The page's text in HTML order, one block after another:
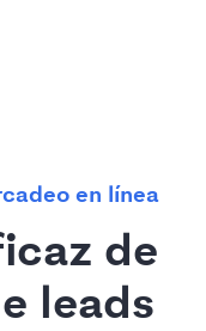
en línea
de
leads